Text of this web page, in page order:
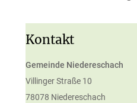
Kontakt
Gemeinde Niedereschach
Villinger Straße 10
78078 Niedereschach